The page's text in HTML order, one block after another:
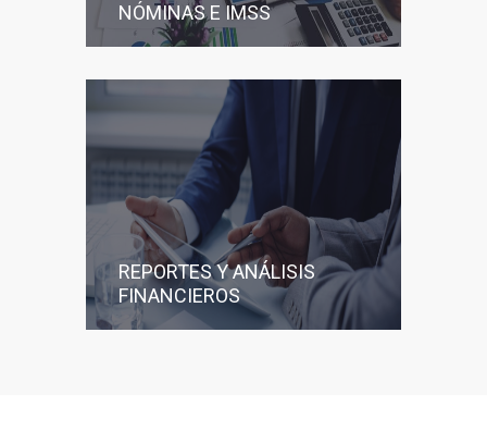
NÓMINAS E IMSS
REPORTES Y ANÁLISIS
FINANCIEROS